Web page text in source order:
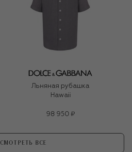
Льняная рубашка
Hawaii
98 950 ₽
СМОТРЕТЬ ВСЕ